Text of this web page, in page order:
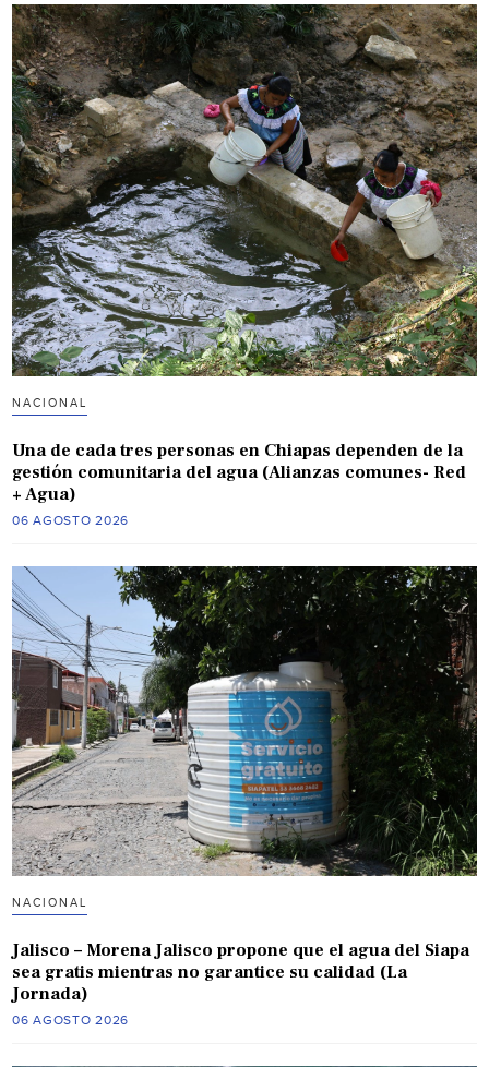
NACIONAL
Una de cada tres personas en Chiapas dependen de la
gestión comunitaria del agua (Alianzas comunes- Red
+ Agua)
06 AGOSTO 2026
NACIONAL
Jalisco – Morena Jalisco propone que el agua del Siapa
sea gratis mientras no garantice su calidad (La
Jornada)
06 AGOSTO 2026